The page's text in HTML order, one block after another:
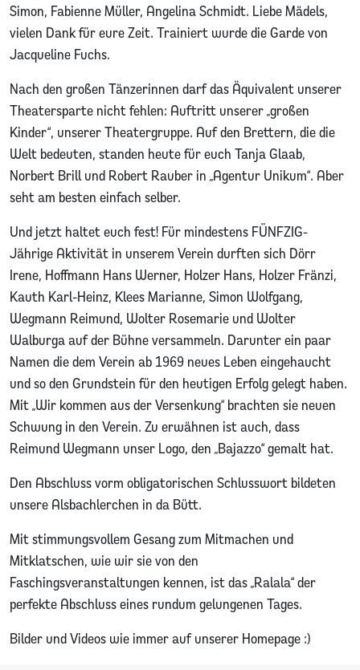
Simon, Fabienne Müller, Angelina Schmidt. Liebe Mädels,
vielen Dank für eure Zeit. Trainiert wurde die Garde von
Jacqueline Fuchs.
Nach den großen Tänzerinnen darf das Äquivalent unserer
Theatersparte nicht fehlen: Auftritt unserer „großen
Kinder“, unserer Theatergruppe. Auf den Brettern, die die
Welt bedeuten, standen heute für euch Tanja Glaab,
Norbert Brill und Robert Rauber in „Agentur Unikum“. Aber
seht am besten einfach selber.
Und jetzt haltet euch fest! Für mindestens FÜNFZIG-
Jährige Aktivität in unserem Verein durften sich Dörr
Irene, Hoffmann Hans Werner, Holzer Hans, Holzer Fränzi,
Kauth Karl-Heinz, Klees Marianne, Simon Wolfgang,
Wegmann Reimund, Wolter Rosemarie und Wolter
Walburga auf der Bühne versammeln. Darunter ein paar
Namen die dem Verein ab 1969 neues Leben eingehaucht
und so den Grundstein für den heutigen Erfolg gelegt haben.
Mit „Wir kommen aus der Versenkung“ brachten sie neuen
Schwung in den Verein. Zu erwähnen ist auch, dass
Reimund Wegmann unser Logo, den „Bajazzo“ gemalt hat.
Den Abschluss vorm obligatorischen Schlusswort bildeten
unsere Alsbachlerchen in da Bütt.
Mit stimmungsvollem Gesang zum Mitmachen und
Mitklatschen, wie wir sie von den
Faschingsveranstaltungen kennen, ist das „Ralala“ der
perfekte Abschluss eines rundum gelungenen Tages.
Bilder und Videos wie immer auf unserer Homepage :)